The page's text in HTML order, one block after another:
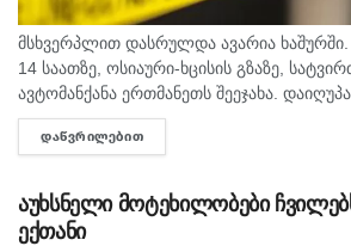
მსხვერპლით დასრულდა ავარია
14 საათზე, ოსიაური-ხცისის გზაზე,
ავტომანქანა ერთმანეთს შეეჯახა.
დაშავებულებიც. შსს-ს ინფორმაციით,
მე-6 ნაწილით მიმდინარეობს.
ᲓᲐᲬᲕᲠᲘᲚᲔᲑᲘᲗ
აუხსნელი მოტეხილობები
ექთანი